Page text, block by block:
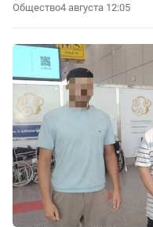
Общество4 августа 12:05